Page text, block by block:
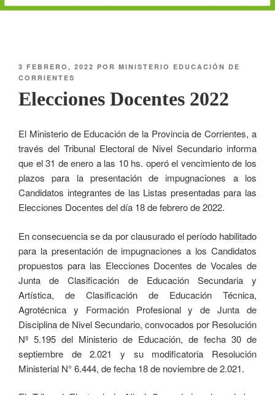
3 FEBRERO, 2022 POR MINISTERIO EDUCACIÓN DE
CORRIENTES
Elecciones Docentes 2022
El Ministerio de Educación de la Provincia de Corrientes, a
través del Tribunal Electoral de Nivel Secundario informa
que el 31 de enero a las 10 hs. operó el vencimiento de los
plazos para la presentación de impugnaciones a los
Candidatos integrantes de las Listas presentadas para las
Elecciones Docentes del día 18 de febrero de 2022.
En consecuencia se da por clausurado el período habilitado
para la presentación de impugnaciones a los Candidatos
propuestos para las Elecciones Docentes de Vocales de
Junta de Clasificación de Educación Secundaria y
Artística, de Clasificación de Educación Técnica,
Agrotécnica y Formación Profesional y de Junta de
Disciplina de Nivel Secundario, convocados por Resolución
Nº 5.195 del Ministerio de Educación, de fecha 30 de
septiembre de 2.021 y su modificatoria Resolución
Ministerial N° 6.444, de fecha 18 de noviembre de 2.021.